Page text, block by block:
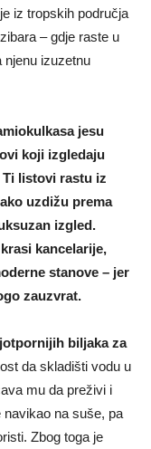
iz tropskih područja
– gdje raste u
njenu izuzetnu
jesu
koji izgledaju
listovi rastu iz
uzdižu prema
izgled.
kancelarije,
stanove – jer
zauzvrat.
biljaka za
da skladišti vodu u
mu da preživi i
navikao na suše, pa
Zbog toga je